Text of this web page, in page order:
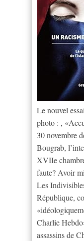
Le nouvel
photo : ,
30 novembre
Bougrab,
XVIIe
faute? Avoir
Les
République,
Charlie
assassins de